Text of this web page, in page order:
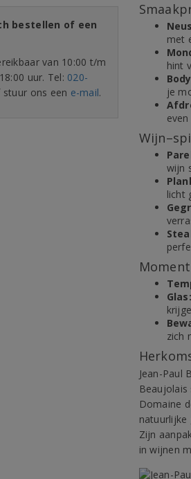
bestellen of een
van 10:00 t/m
uur. Tel: 020-
stuur ons een e-mail.
met
hint
je
wijn
licht
Glas:
zich
Jean-Paul
Domaine
natuurlijke
Zijn
in wijnen